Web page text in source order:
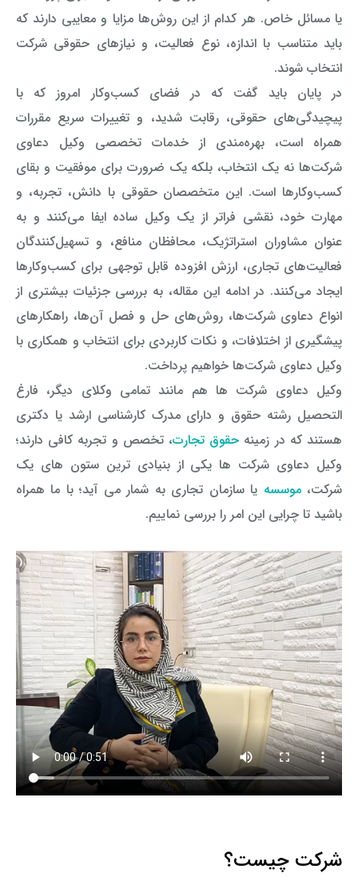
یا مسائل خاص. هر کدام از این روش‌ها مزایا و معایبی دارند که
باید متناسب با اندازه، نوع فعالیت، و نیازهای حقوقی شرکت
انتخاب شوند.
در پایان باید گفت که در فضای کسب‌وکار امروز که با
پیچیدگی‌های حقوقی، رقابت شدید، و تغییرات سریع مقررات
همراه است، بهره‌مندی از خدمات تخصصی وکیل دعاوی
شرکت‌ها نه یک انتخاب، بلکه یک ضرورت برای موفقیت و بقای
کسب‌وکارها است. این متخصصان حقوقی با دانش، تجربه، و
مهارت خود، نقشی فراتر از یک وکیل ساده ایفا می‌کنند و به
عنوان مشاوران استراتژیک، محافظان منافع، و تسهیل‌کنندگان
فعالیت‌های تجاری، ارزش افزوده قابل توجهی برای کسب‌وکارها
ایجاد می‌کنند. در ادامه این مقاله، به بررسی جزئیات بیشتری از
انواع دعاوی شرکت‌ها، روش‌های حل و فصل آن‌ها، راهکارهای
پیشگیری از اختلافات، و نکات کاربردی برای انتخاب و همکاری با
وکیل دعاوی شرکت‌ها خواهیم پرداخت.
وکیل دعاوی شرکت ها هم مانند تمامی وکلای دیگر، فارغ
التحصیل رشته حقوق و دارای مدرک کارشناسی ارشد یا دکتری
هستند که در زمینه حقوق تجارت، تخصص و تجربه کافی دارند؛
وکیل دعاوی شرکت ها یکی از بنیادی‌ ترین ستون های یک
شرکت،موسسه یا سازمان تجاری به شمار می آید؛ با ما همراه
باشید تا چرایی این امر را بررسی نماییم.
شرکت چیست؟